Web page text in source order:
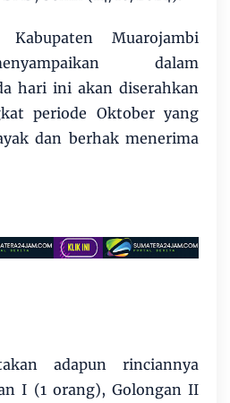
Muarojambi
dalam
hari ini akan diserahkan
periode Oktober yang
dan berhak menerima
adapun rinciannya
I (1 orang), Golongan II